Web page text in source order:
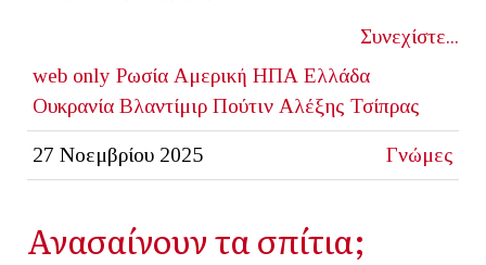
Συνεχίστε...
web only Ρωσία Αμερική ΗΠΑ Ελλάδα
Ουκρανία Βλαντίμιρ Πούτιν Αλέξης Τσίπρας
27 Νοεμβρίου 2025 Γνώμες
Ανασαίνουν τα σπίτια;